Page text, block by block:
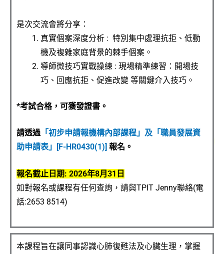
是次交流會將分享：
真實個案深度分析 : 特別集中處理抗拒、低動
機及複雜家庭背景的棘手個案。
導師微技巧實戰操練 : 現場精準練習：開場技
巧、回應抗拒、促進改變 等關鍵介入技巧。
*考試合格，可獲發證書。
請透過「初步申請報機構內部課程」及「職員發展資
助申請表」[F-HR0430(1)] 報名。
報名截止日期: 2026年8月31日
如對報名或課程有任何查詢，請與TPIT Jenny聯絡(電
話:2653 8514)
本課程旨在讓同事認識心肺復甦法及心臟生理，掌握